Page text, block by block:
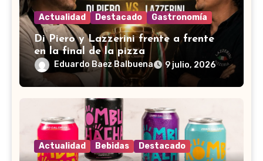
Actualidad Destacado Gastronomía
Di Piero y Lazzerini frente a frente
en la final de la pizza
Eduardo Baez Balbuena 9 julio, 2026
Actualidad Bebidas Destacado